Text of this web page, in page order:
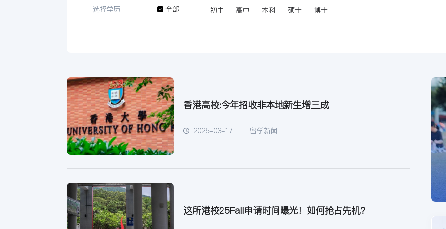
选择学历 全部 初中 高中 本科 硕士 博士
香港高校:今年招收非本地新生增三成
2025-03-17 留学新闻
这所港校25Fall申请时间曝光！如何抢占先机？